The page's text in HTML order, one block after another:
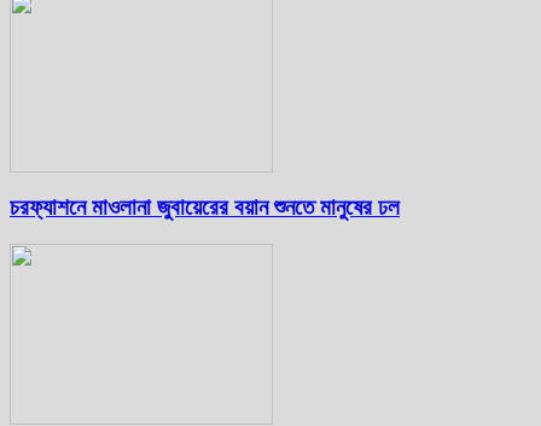
চরফ্যাশনে মাওলানা জুবায়েরের বয়ান শুনতে মানুষের ঢল